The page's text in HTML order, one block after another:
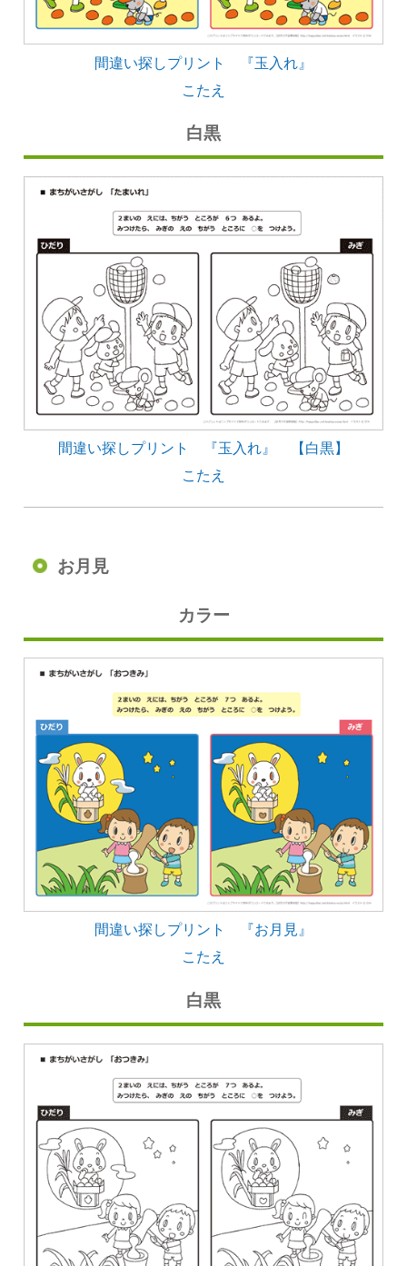
間違い探しプリント 『玉入れ』
こたえ
白黒
間違い探しプリント 『玉入れ』 【白黒】
こたえ
お月見
カラー
間違い探しプリント 『お月見』
こたえ
白黒